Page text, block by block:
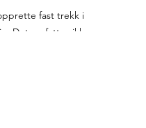
fast trekk i
Det omfattes ikke av